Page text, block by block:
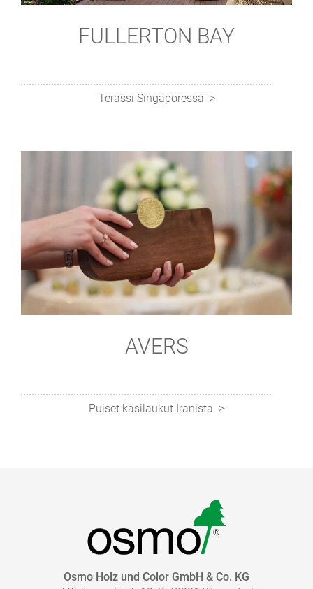
FULLERTON BAY
Terassi Singaporessa
AVERS
Puiset käsilaukut Iranista
Osmo Holz und Color GmbH & Co. KG